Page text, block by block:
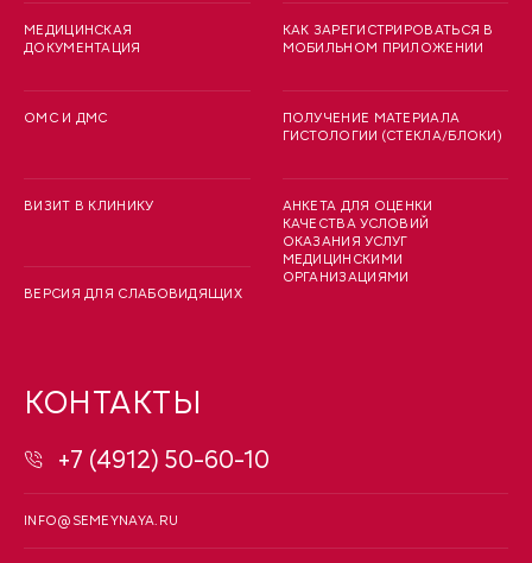
МЕДИЦИНСКАЯ
ДОКУМЕНТАЦИЯ
ОМС И ДМС
ВИЗИТ В КЛИНИКУ
ВЕРСИЯ ДЛЯ СЛАБОВИДЯЩИХ
КАК ЗАРЕГИСТРИРОВАТЬСЯ В
МОБИЛЬНОМ ПРИЛОЖЕНИИ
ПОЛУЧЕНИЕ МАТЕРИАЛА
ГИСТОЛОГИИ (СТЕКЛА/БЛОКИ)
АНКЕТА ДЛЯ ОЦЕНКИ
КАЧЕСТВА УСЛОВИЙ
ОКАЗАНИЯ УСЛУГ
МЕДИЦИНСКИМИ
ОРГАНИЗАЦИЯМИ
КОНТАКТЫ
+7 (4912) 50-60-10
INFO@SEMEYNAYA.RU